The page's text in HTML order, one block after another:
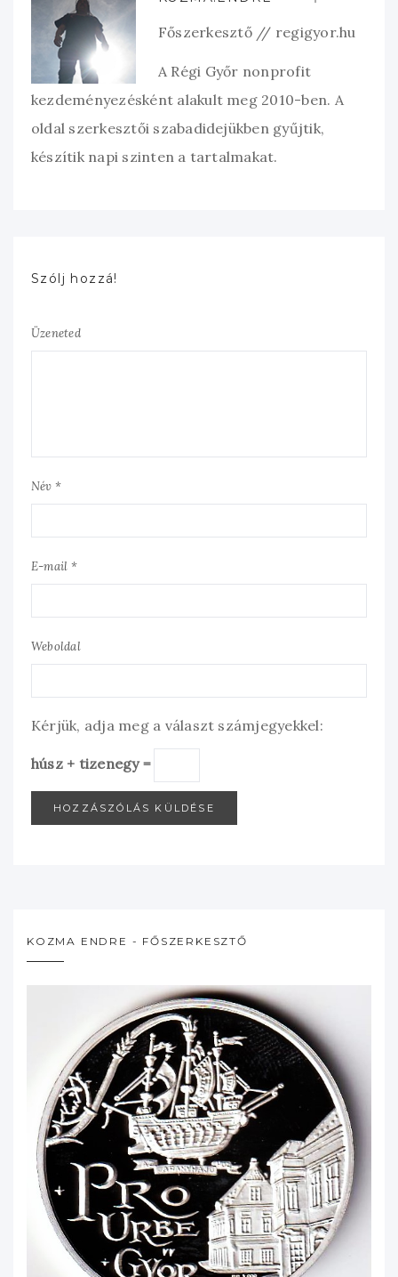
Főszerkesztő // regigyor.hu
A Régi Győr nonprofit
kezdeményezésként alakult meg 2010-ben. A
oldal szerkesztői szabadidejükben gyűjtik,
készítik napi szinten a tartalmakat.
Szólj hozzá!
Üzeneted
Név *
E-mail *
Weboldal
Kérjük, adja meg a választ számjegyekkel:
húsz + tizenegy =
KOZMA ENDRE - FŐSZERKESZTŐ